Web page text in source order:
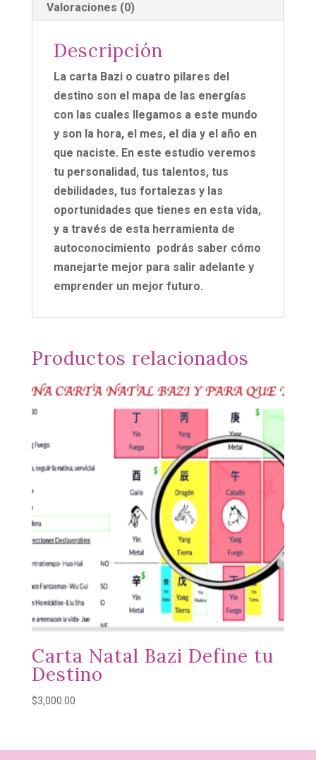
Valoraciones (0)
Descripción
La carta Bazi o cuatro pilares del
destino son el mapa de las energías
con las cuales llegamos a este mundo
y son la hora, el mes, el dia y el año en
que naciste. En este estudio veremos
tu personalidad, tus talentos, tus
debilidades, tus fortalezas y las
oportunidades que tienes en esta vida,
y a través de esta herramienta de
autoconocimiento podrás saber cómo
manejarte mejor para salir adelante y
emprender un mejor futuro.
Productos relacionados
Carta Natal Bazi Define tu
Destino
$3,000.00